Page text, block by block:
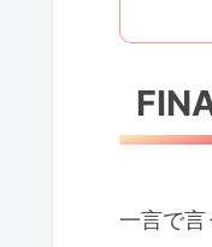
一言で言